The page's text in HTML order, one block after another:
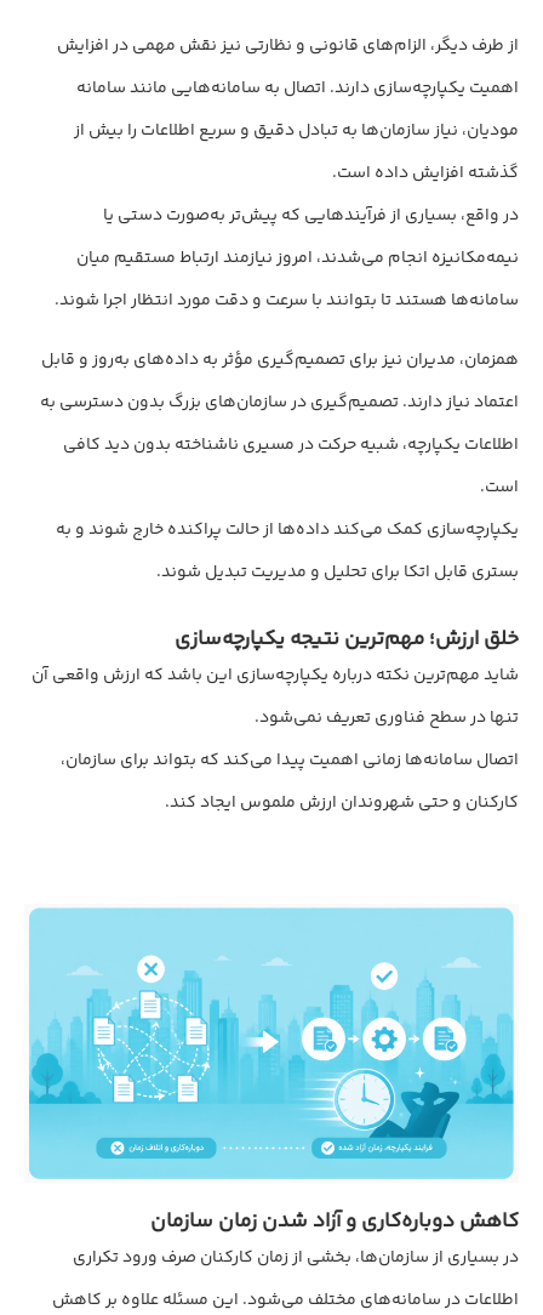
از طرف دیگر، الزام‌های قانونی و نظارتی نیز نقش مهمی در افزایش
اهمیت یکپارچه‌سازی دارند. اتصال به سامانه‌هایی مانند سامانه
مودیان، نیاز سازمان‌ها به تبادل دقیق و سریع اطلاعات را بیش از
گذشته افزایش داده است.
در واقع، بسیاری از فرآیندهایی که پیش‌تر به‌صورت دستی یا
نیمه‌مکانیزه انجام می‌شدند، امروز نیازمند ارتباط مستقیم میان
سامانه‌ها هستند تا بتوانند با سرعت و دقت مورد انتظار اجرا شوند.
همزمان، مدیران نیز برای تصمیم‌گیری مؤثر به داده‌های به‌روز و قابل
اعتماد نیاز دارند. تصمیم‌گیری در سازمان‌های بزرگ بدون دسترسی به
اطلاعات یکپارچه، شبیه حرکت در مسیری ناشناخته بدون دید کافی
است.
یکپارچه‌سازی کمک می‌کند داده‌ها از حالت پراکنده خارج شوند و به
بستری قابل اتکا برای تحلیل و مدیریت تبدیل شوند.
خلق ارزش؛ مهم‌ترین نتیجه یکپارچه‌سازی
شاید مهم‌ترین نکته درباره یکپارچه‌سازی این باشد که ارزش واقعی آن
تنها در سطح فناوری تعریف نمی‌شود.
اتصال سامانه‌ها زمانی اهمیت پیدا می‌کند که بتواند برای سازمان،
کارکنان و حتی شهروندان ارزش ملموس ایجاد کند.
کاهش دوباره‌کاری و آزاد شدن زمان سازمان
در بسیاری از سازمان‌ها، بخشی از زمان کارکنان صرف ورود تکراری
اطلاعات در سامانه‌های مختلف می‌شود. این مسئله علاوه بر کاهش